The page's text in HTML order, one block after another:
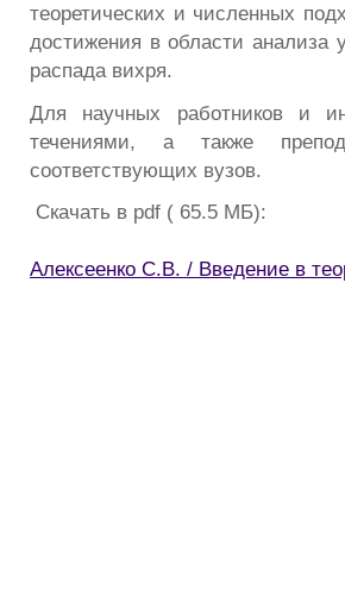
теоретических и численных
достижения в области анализа
распада вихря.
Для научных работников и
течениями, а также
соответствующих вузов.
Скачать в pdf ( 65.5 МБ):
Алексеенко С.В. / Введение в